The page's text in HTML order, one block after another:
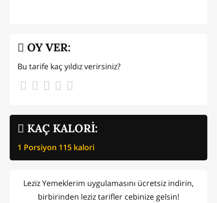
KAÇ KALORİ:
1 Porsiyon 115 kalori
OY VER:
Bu tarife kaç yıldız verirsiniz?
Leziz Yemeklerim uygulamasını ücretsiz indirin,
birbirinden leziz tarifler cebinize gelsin!